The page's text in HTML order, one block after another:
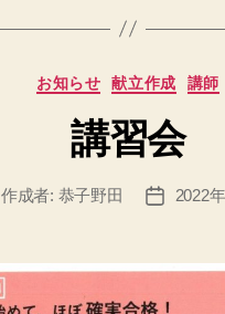
カ
ゴ
リ
お知らせ 献立作成 講師
講習会
作成者: 恭子野田
投
2022